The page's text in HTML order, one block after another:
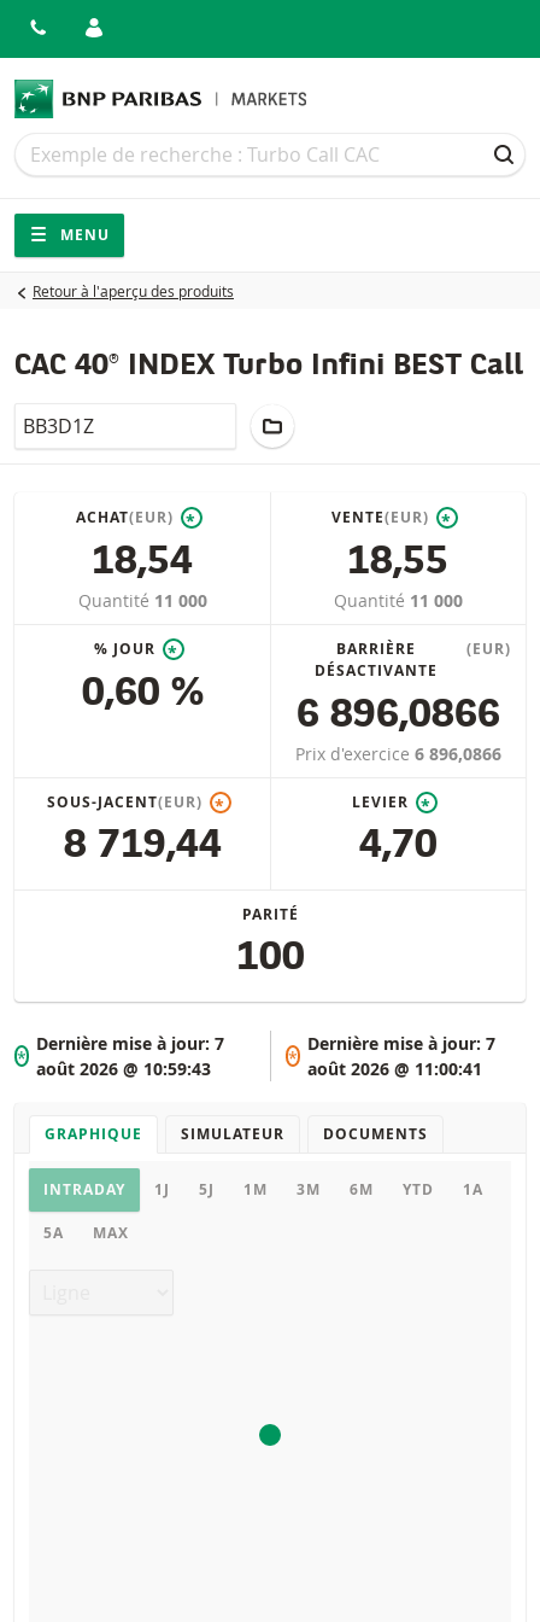
Recherche
Recherche
Navigation
Navigation sur le site
MENU
Retour à l'aperçu des produits
CAC 40® INDEX Turbo Infini BEST Call
LocalCode
ACHAT(EUR) *
18,54
Quantité 11 000
VENTE(EUR) *
18,55
Quantité 11 000
% JOUR *
0,60 %
BARRIÈRE
DÉSACTIVANTE
(EUR)
6 896,0866
Prix d'exercice 6 896,0866
SOUS-JACENT(EUR) *
8 719,44
LEVIER *
4,70
PARITÉ
100
*
Dernière mise à jour:7
août 2026 @ 10:59:43
*
Dernière mise à jour: 7
août 2026 @ 11:00:41
GRAPHIQUE SIMULATEUR DOCUMENTS
Graphique
INTRADAY 1J 5J 1M 3M 6M YTD 1A
5A MAX